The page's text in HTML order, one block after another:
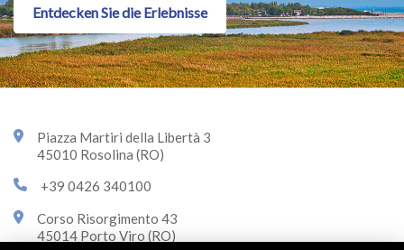
Entdecken Sie die Erlebnisse
Piazza Martiri della Libertà 3
45010 Rosolina (RO)
+39 0426 340100
Corso Risorgimento 43
45014 Porto Viro (RO)